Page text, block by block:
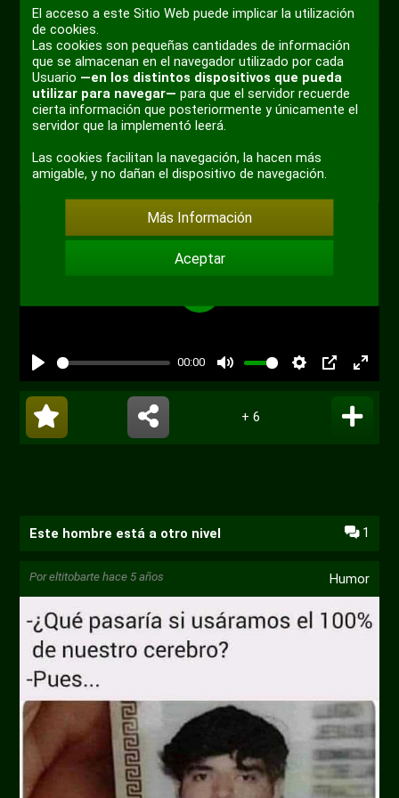
sonido
+ 2
Poreltitobarte hace 4 años
Reproducir
00:00
Desactivar Ajustes
PIP
Reproducir
+ 6
Este hombre está a otro nivel 1
Poreltitobarte hace 5 años Humor
El acceso a este Sitio Web puede implicar la utilización
de cookies.
Las cookies son pequeñas cantidades de información
que se almacenan en el navegador utilizado por cada
Usuario —en los distintos dispositivos que pueda
utilizar para navegar— para que el servidor recuerde
cierta información que posteriormente y únicamente el
servidor que la implementó leerá.
Las cookies facilitan la navegación, la hacen más
amigable, y no dañan el dispositivo de navegación.
Más Información
Aceptar